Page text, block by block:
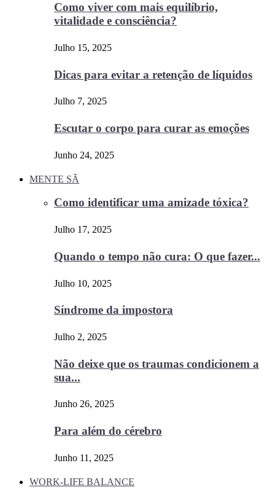
Como viver com mais equilíbrio,
vitalidade e consciência?
Julho 15, 2025
Dicas para evitar a retenção de líquidos
Julho 7, 2025
Escutar o corpo para curar as emoções
Junho 24, 2025
MENTE SÃ
Como identificar uma amizade tóxica?
Julho 17, 2025
Quando o tempo não cura: O que fazer...
Julho 10, 2025
Síndrome da impostora
Julho 2, 2025
Não deixe que os traumas condicionem a
sua...
Junho 26, 2025
Para além do cérebro
Junho 11, 2025
WORK-LIFE BALANCE